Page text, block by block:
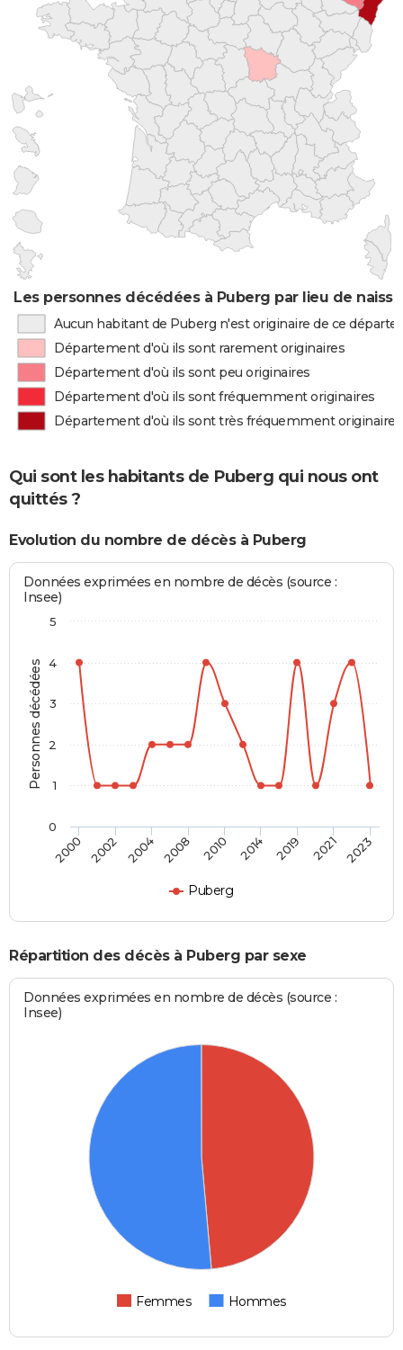
Les personnes décédées à Puberg par lieu de
Aucun habitant de Puberg n'est originaire de ce
Département d'où ils sont rarement originaires
Département d'où ils sont peu originaires
Département d'où ils sont fréquemment originaires
Département d'où ils sont très fréquemment originaires
Qui sont les habitants de Puberg qui nous ont
quittés ?
Evolution du nombre de décès à Puberg
Personnes décédées
Données exprimées en nombre de décès (source :
Insee)
Puberg
2000 2002 2004 2008 2010 2014 2019 2021 2023
0
1
2
3
4
5
Répartition des décès à Puberg par sexe
Données exprimées en nombre de décès (source :
Insee)
Femmes Hommes